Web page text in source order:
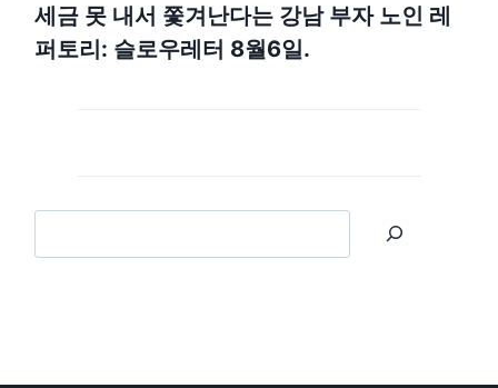
세금 못 내서 쫓겨난다는 강남 부자 노인 레
퍼토리: 슬로우레터 8월6일.